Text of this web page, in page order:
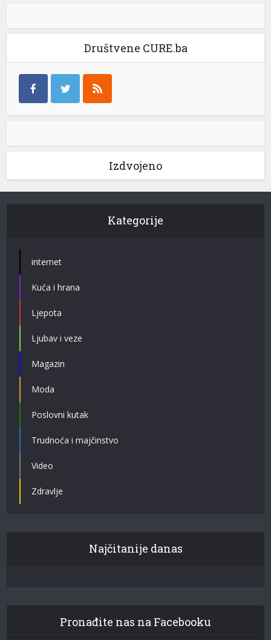
Društvene CURE.ba
Izdvojeno
Kategorije
internet
Kuća i hrana
Ljepota
Ljubav i veze
Magazin
Moda
Poslovni kutak
Trudnoća i majčinstvo
Video
Zdravlje
Najčitanije danas
Pronađite nas na Facebooku